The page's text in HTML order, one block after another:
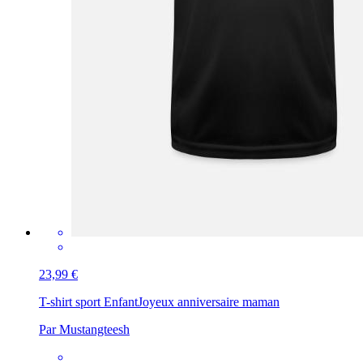
23,99 €
T-shirt sport EnfantJoyeux anniversaire maman
Par Mustangteesh